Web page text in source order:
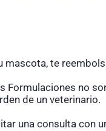
mascota, te
Formulaciones no
de un veterinario.
una consulta con